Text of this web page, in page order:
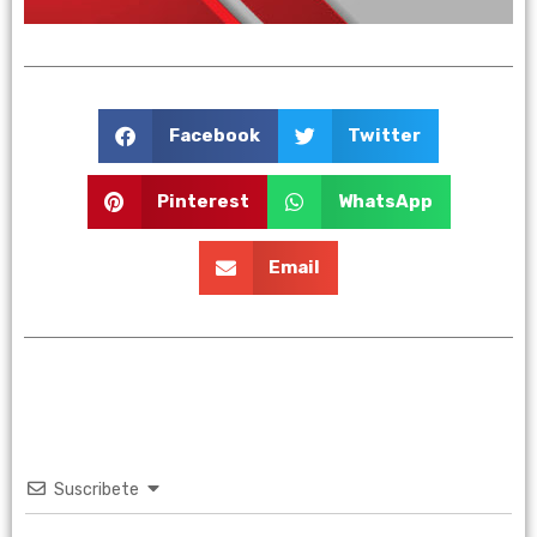
Facebook Twitter
Pinterest WhatsApp
Email
Suscribete